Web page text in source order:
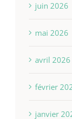
juin 2026
mai 2026
avril 2026
février
janvier